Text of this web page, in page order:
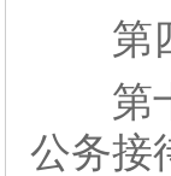
第四
第十
公务接